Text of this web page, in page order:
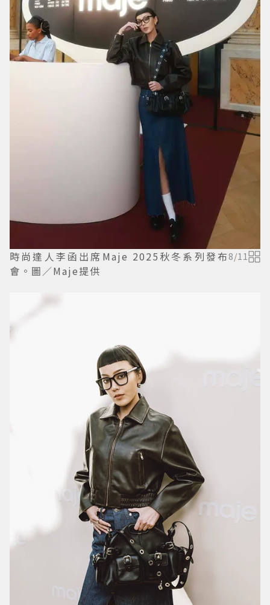
時尚達人李函出席Maje 2025秋冬系列發布
會。圖／Maje提供
8/11